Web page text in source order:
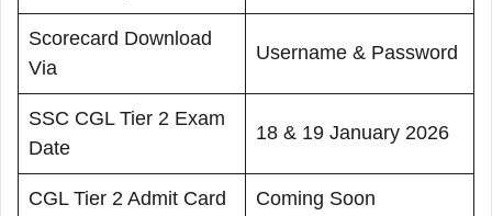
Scorecard Download
Via
Username & Password
SSC CGL Tier 2 Exam
Date
18 & 19 January 2026
CGL Tier 2 Admit Card Coming Soon